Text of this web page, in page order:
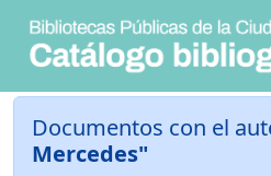
Documentos con el
Mercedes"